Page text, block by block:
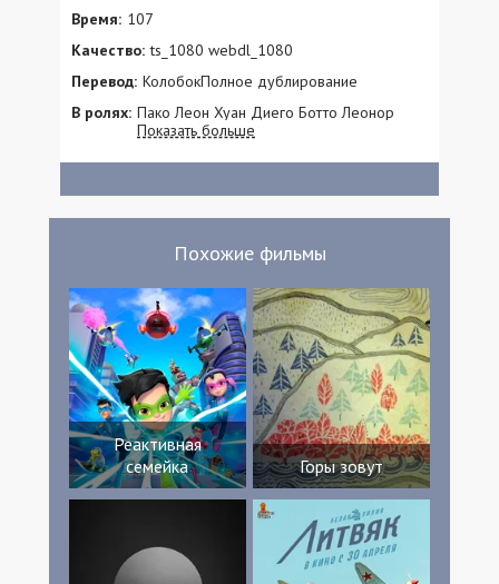
Время: 107
Качество: ts_1080 webdl_1080
Перевод: КолобокПолное дублирование
В ролях: Пако Леон Хуан Диего Ботто Леонор
Уотлинг Алекс Брендемюль Мария
Леаль Химена Абенданьо Ноэлия Руэда
Шума Вискаррет Чеми Парра Paula
Виктор Клавихо
Показать больше
Похожие фильмы
Реактивная
семейка
Горы зовут